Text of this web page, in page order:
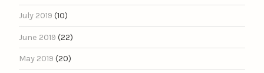
July 2019 (10)
June 2019 (22)
May 2019 (20)